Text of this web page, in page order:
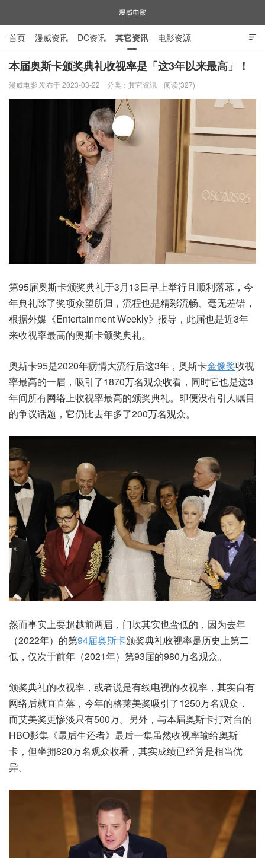
漫威电影

首页 漫威资讯 DC资讯 其它资讯 电影资源
电视剧资源 漫威图片
本届奥斯卡颁奖典礼收视率是「这3年以来最高」！
漫威电影 发布于 2023-03-22 分类： 其它资讯 阅读(327)
第95届奥斯卡颁奖典礼于3月13日早上举行且顺利落幕，今
年典礼除了奖项众望所归，流程也是精彩流畅、毫无差错，
根据外媒《Entertainment Weekly》报导，此届也是近3年
来收视率最高的奥斯卡颁奖典礼。
奥斯卡95是2020年疬情大流行后这3年，奥斯卡金像奖收视
率最高的一届，吸引了1870万名观众收看，同时它也是这3
年间所有网络上收视率最高的颁奖典礼。即便没有引人瞩目
的争议话题，它仍比去年多了200万名观众。
然而事实上要超越前两届，门坎其实也蛮低的，因为去年
（2022年）的第94届奥斯卡颁奖典礼收视率是历史上第二
低，仅次于前年（2021年）第93届的980万名观众。
颁奖典礼的收视率，或者说是有线电视的收视率，其实自有
网络后就直直落，今年的格莱美奖吸引了1250万名观众，
而艾美奖更惨淡只有500万。另外，与本届奥斯卡打对台的
HBO影集《最后生还者》最后一集虽然收视率输给奥斯
卡，但坐拥820万名观众收看，其实成绩已经算是相当优
异。